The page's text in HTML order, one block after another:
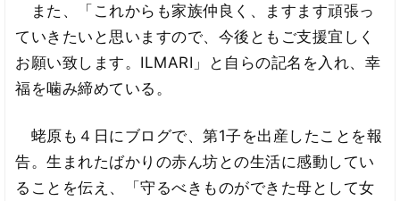
また、「これからも家族仲良く、ますます頑張っ
ていきたいと思いますので、今後ともご支援宜しく
お願い致します。ILMARI」と自らの記名を入れ、幸
福を噛み締めている。
蛯原も４日にブログで、第1子を出産したことを報
告。生まれたばかりの赤ん坊との生活に感動してい
ることを伝え、「守るべきものができた母として女